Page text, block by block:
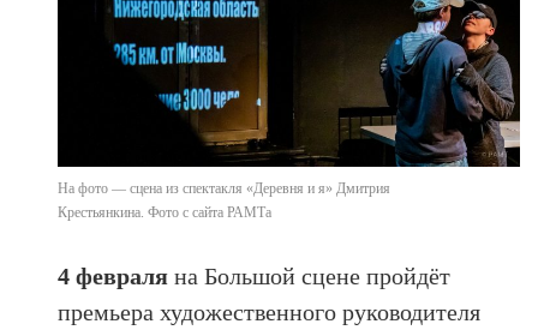
На фото — сцена из спектакля «Деревня и я» Дмитрия
Крестьянкина. Фото с сайта РАМТа
4 февраля на Большой сцене пройдёт
премьера художественного руководителя